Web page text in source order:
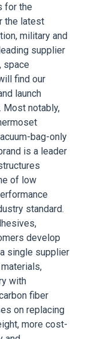
for the
the latest
military and
supplier
space
find our
launch
Most notably,
bag-only
is a leader
of low
standard.
develop
single supplier
with
fiber
on replacing
more cost-